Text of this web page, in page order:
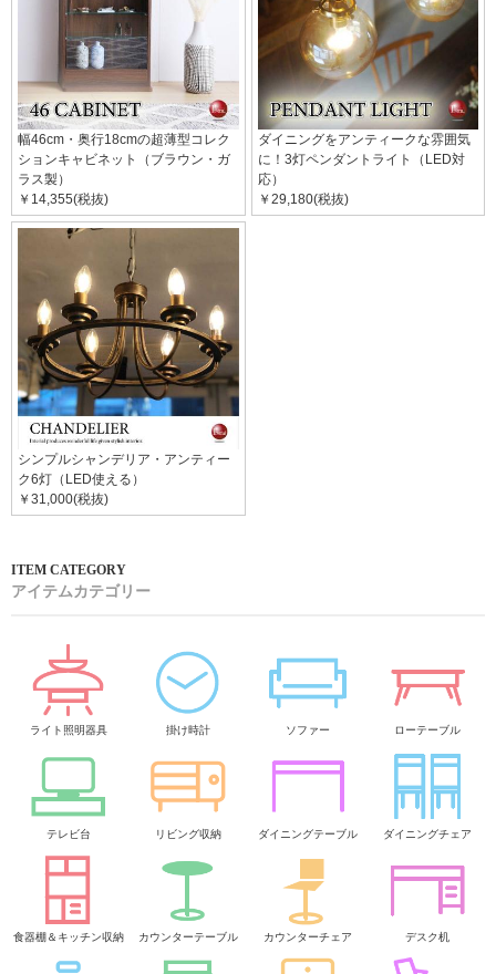
幅46cm・奥行18cmの超薄型コレク
ションキャビネット（ブラウン・ガ
ラス製）
￥14,355(税抜)
ダイニングをアンティークな雰囲気
に！3灯ペンダントライト（LED対
応）
￥29,180(税抜)
シンプルシャンデリア・アンティー
ク6灯（LED使える）
￥31,000(税抜)
アイテムカテゴリー
ライト照明器具 掛け時計 ソファー ローテーブル
テレビ台 リビング収納 ダイニングテーブル ダイニングチェア
食器棚＆キッチン収納 カウンターテーブル カウンターチェア デスク机